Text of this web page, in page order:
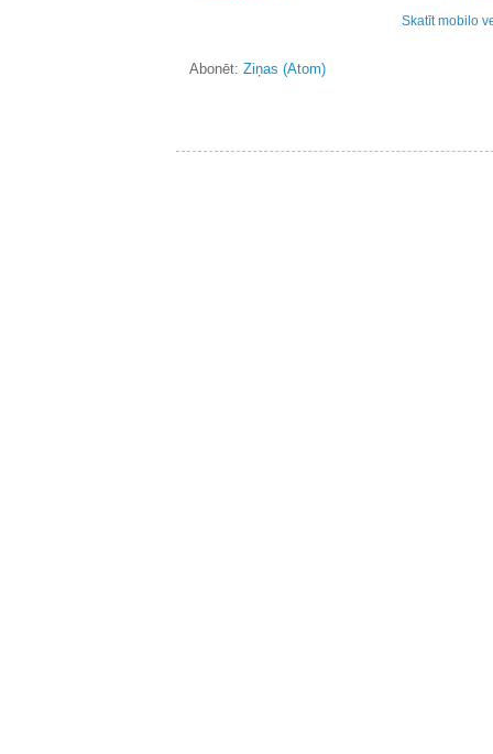
Skatīt mobilo
Abonēt: Ziņas (Atom)